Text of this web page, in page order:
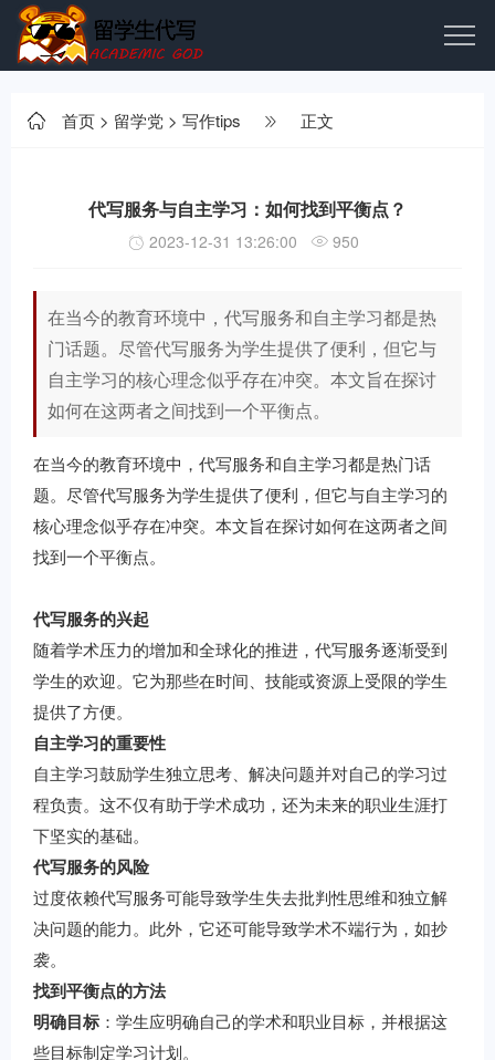
首页 > 留学党 > 写作tips 正文
代写服务与自主学习：如何找到平衡点？
2023-12-31 13:26:00 950
在当今的教育环境中，代写服务和自主学习都是热
门话题。尽管代写服务为学生提供了便利，但它与
自主学习的核心理念似乎存在冲突。本文旨在探讨
如何在这两者之间找到一个平衡点。
在当今的教育环境中，代写服务和自主学习都是热门话
题。尽管代写服务为学生提供了便利，但它与自主学习的
核心理念似乎存在冲突。本文旨在探讨如何在这两者之间
找到一个平衡点。
代写服务的兴起
随着学术压力的增加和全球化的推进，代写服务逐渐受到
学生的欢迎。它为那些在时间、技能或资源上受限的学生
提供了方便。
自主学习的重要性
自主学习鼓励学生独立思考、解决问题并对自己的学习过
程负责。这不仅有助于学术成功，还为未来的职业生涯打
下坚实的基础。
代写服务的风险
过度依赖代写服务可能导致学生失去批判性思维和独立解
决问题的能力。此外，它还可能导致学术不端行为，如抄
袭。
找到平衡点的方法
明确目标 ：学生应明确自己的学术和职业目标，并根据这
些目标制定学习计划。